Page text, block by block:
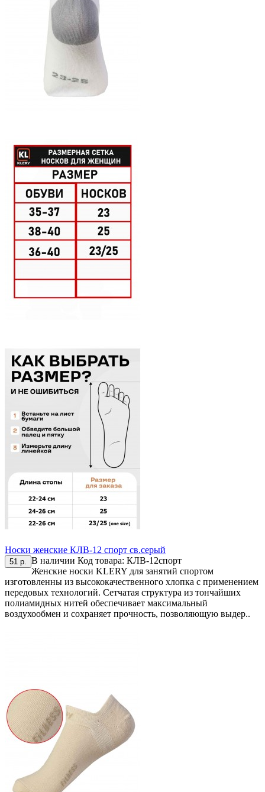
Носки женские КЛВ-12 спорт св.серый
51 р. В наличии Код товара: КЛВ-12спорт
Женские носки KLERY для занятий спортом
изготовленны из высококачественного хлопка с применением
передовых технологий. Сетчатая структура из тончайших
полиамидных нитей обеспечивает максимальный
воздухообмен и сохраняет прочность, позволяющую выдер..